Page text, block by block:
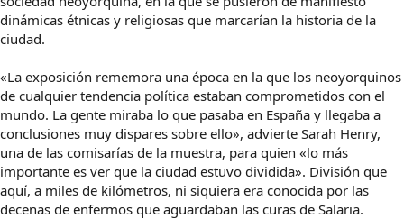
dinámicas étnicas y religiosas que marcarían la historia de la
ciudad.
«La exposición rememora una época en la que los neoyorquinos
de cualquier tendencia política estaban comprometidos con el
mundo. La gente miraba lo que pasaba en España y llegaba a
conclusiones muy dispares sobre ello», advierte Sarah Henry,
una de las comisarías de la muestra, para quien «lo más
importante es ver que la ciudad estuvo dividida». División que
aquí, a miles de kilómetros, ni siquiera era conocida por las
decenas de enfermos que aguardaban las curas de Salaria.